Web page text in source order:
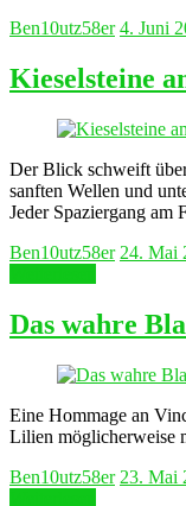
Ben10utz58er 4. Juni
Kieselsteine
Der Blick schweift
sanften Wellen und
Jeder Spaziergang am
Ben10utz58er 24. Mai
Das wahre
Eine Hommage an
Lilien möglicherweise
Ben10utz58er 23. Mai